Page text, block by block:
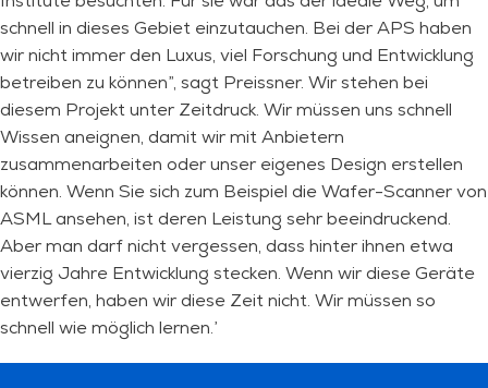
schnell in dieses Gebiet einzutauchen. Bei der APS haben
wir nicht immer den Luxus, viel Forschung und Entwicklung
betreiben zu können”, sagt Preissner. Wir stehen bei
diesem Projekt unter Zeitdruck. Wir müssen uns schnell
Wissen aneignen, damit wir mit Anbietern
zusammenarbeiten oder unser eigenes Design erstellen
können. Wenn Sie sich zum Beispiel die Wafer-Scanner von
ASML ansehen, ist deren Leistung sehr beeindruckend.
Aber man darf nicht vergessen, dass hinter ihnen etwa
vierzig Jahre Entwicklung stecken. Wenn wir diese Geräte
entwerfen, haben wir diese Zeit nicht. Wir müssen so
schnell wie möglich lernen.’